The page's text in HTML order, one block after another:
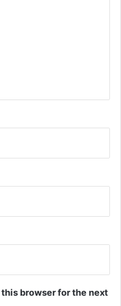
browser for the next